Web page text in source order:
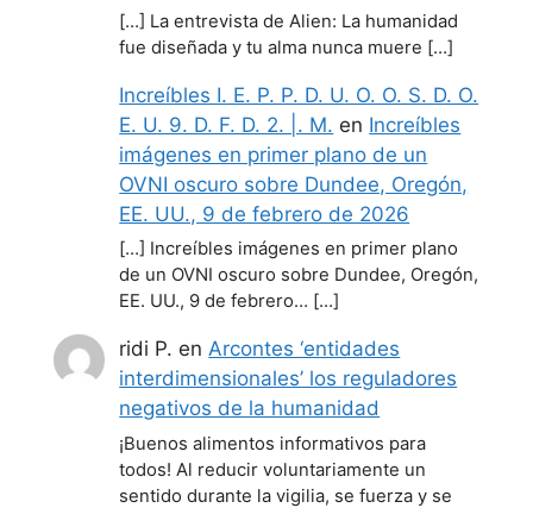
[…] La entrevista de Alien: La humanidad
fue diseñada y tu alma nunca muere […]
Increíbles I. E. P. P. D. U. O. O. S. D. O.
E. U. 9. D. F. D. 2. |. M. en Increíbles
imágenes en primer plano de un
OVNI oscuro sobre Dundee, Oregón,
EE. UU., 9 de febrero de 2026
[…] Increíbles imágenes en primer plano
de un OVNI oscuro sobre Dundee, Oregón,
EE. UU., 9 de febrero… […]
ridi P. enArcontes ‘entidades
interdimensionales’ los reguladores
negativos de la humanidad
¡Buenos alimentos informativos para
todos! Al reducir voluntariamente un
sentido durante la vigilia, se fuerza y se